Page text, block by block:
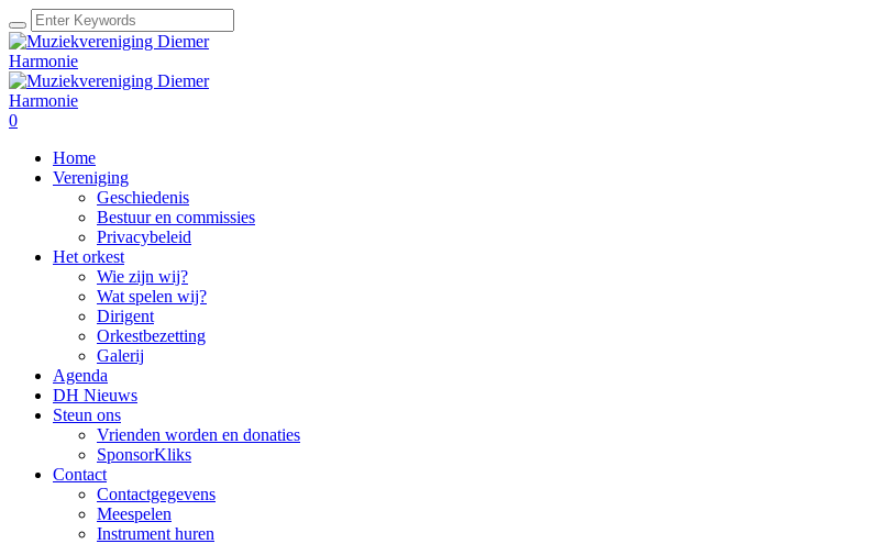
0
Home
Vereniging
Geschiedenis
Bestuur en commissies
Privacybeleid
Het orkest
Wie zijn wij?
Wat spelen wij?
Dirigent
Orkestbezetting
Galerij
Agenda
DH Nieuws
Steun ons
Vrienden worden en donaties
SponsorKliks
Contact
Contactgegevens
Meespelen
Instrument huren